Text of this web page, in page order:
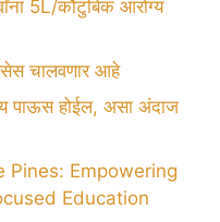
5L/कौटुंबिक आरोग्य
चालवणार आहे
पाऊस होईल, असा अंदाज
Pines: Empowering
Education